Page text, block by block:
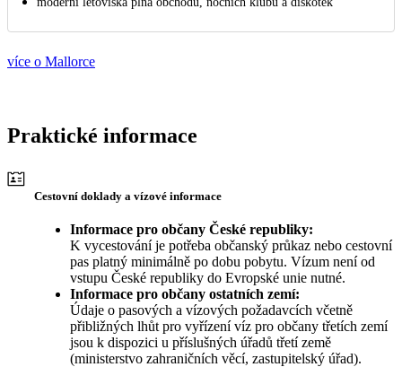
více o Mallorce
Praktické informace
Cestovní doklady a vízové informace
Informace pro občany České republiky:
K vycestování je potřeba občanský průkaz nebo cestovní
pas platný minimálně po dobu pobytu. Vízum není od
vstupu České republiky do Evropské unie nutné.
Informace pro občany ostatních zemí:
Údaje o pasových a vízových požadavcích včetně
přibližných lhůt pro vyřízení víz pro občany třetích zemí
jsou k dispozici u příslušných úřadů třetí země
(ministerstvo zahraničních věcí, zastupitelský úřad).